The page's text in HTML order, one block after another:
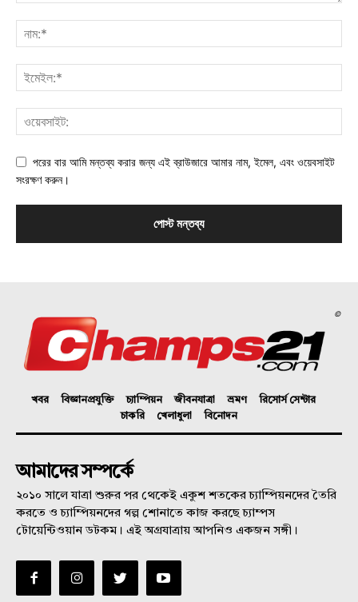
পরের বার আমি মন্তব্য করার জন্য এই ব্রাউজারে আমার নাম, ইমেল, এবং ওয়েবসাইট
সংরক্ষণ করুন।
©
খবর বিজ্ঞানপ্রযুক্তি চ্যাম্পিয়ন জীবনযাত্রা ভ্রমণ
রিসোর্স সেন্টার
চাকরি
খেলাধুলা বিনোদন
আমাদের সম্পর্কে
২০১০ সালে যাত্রা শুরুর পর থেকেই একুশ শতকের চ্যাম্পিয়নদের তৈরি
করতে ও চ্যাম্পিয়নদের গল্প শোনাতে কাজ করছে চ্যাম্পস
টোয়েন্টিওয়ান ডটকম। এই অগ্রযাত্রায় আপনিও একজন সঙ্গী।